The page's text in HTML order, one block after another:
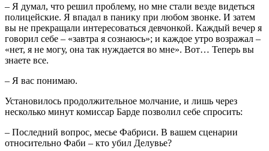
– Я думал, что решил проблему, но мне стали везде видеться
полицейские. Я впадал в панику при любом звонке. И затем
вы не прекращали интересоваться девчонкой. Каждый вечер я
говорил себе – «завтра я сознаюсь»; и каждое утро возражал –
«нет, я не могу, она так нуждается во мне». Вот… Теперь вы
знаете все.
– Я вас понимаю.
Установилось продолжительное молчание, и лишь через
несколько минут комиссар Барде позволил себе спросить:
– Последний вопрос, месье Фабриси. В вашем сценарии
относительно Фаби – кто убил Делувье?